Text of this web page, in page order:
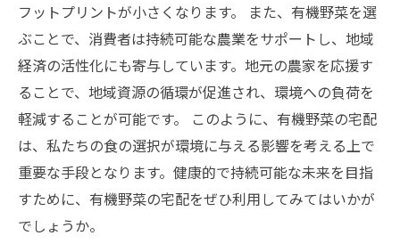
フットプリントが小さくなります。 また、有機野菜を選
ぶことで、消費者は持続可能な農業をサポートし、地域
経済の活性化にも寄与しています。地元の農家を応援す
ることで、地域資源の循環が促進され、環境への負荷を
軽減することが可能です。 このように、有機野菜の宅配
は、私たちの食の選択が環境に与える影響を考える上で
重要な手段となります。健康的で持続可能な未来を目指
すために、有機野菜の宅配をぜひ利用してみてはいかが
でしょうか。